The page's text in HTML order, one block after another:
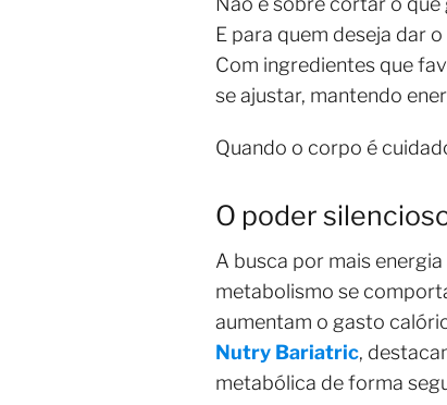
E para quem deseja dar
Com ingredientes que
se ajustar, mantendo
Quando o corpo é
O poder
A busca por mais
metabolismo se
aumentam o gasto
Nutry Bariatric,
metabólica de forma